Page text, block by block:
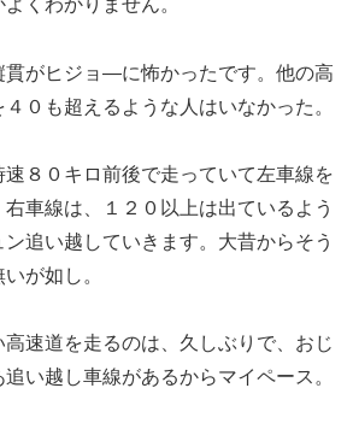
貫がヒジョ―に怖かったです。他の高
０も超えるような人はいなかった。
８０キロ前後で走っていて左車線を
車線は、１２０以上は出ているよう
追い越していきます。大昔からそう
が如し。
速道を走るのは、久しぶりで、おじ
い越し車線があるからマイペース。